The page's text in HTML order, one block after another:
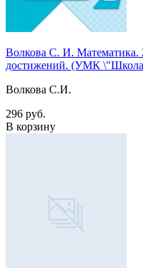
Волкова С. И. Математика.
достижений. (УМК
Волкова С.И.
296 руб.
В корзину